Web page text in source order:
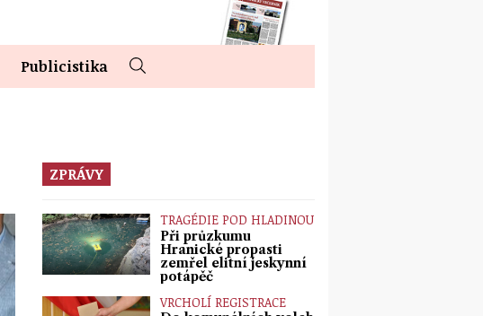
Publicistika
ZPRÁVY
TRAGÉDIE POD HLADINOU
Při průzkumu
Hranické propasti
zemřel elitní jeskynní
potápěč
VRCHOLÍ REGISTRACE